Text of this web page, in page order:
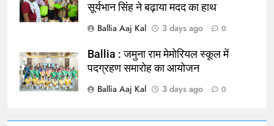
165
Ballia : बलिया बलिदान दिवस के मौके पर
NATIONAL बलिया
166
फांसी लगाकर दी जान
सूर्यभान सिंह ने बढ़ाया मदद का हाथ
Ballia Aaj Kal
3 days ago 0
Ballia : जमुना राम मेमोरियल स्कूल में
पदग्रहण समारोह का आयोजन
Ballia Aaj Kal
3 days ago 0